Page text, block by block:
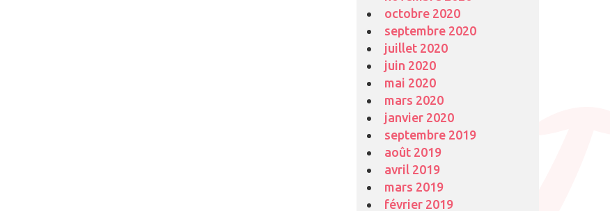
octobre 2020
septembre 2020
juillet 2020
juin 2020
mai 2020
mars 2020
janvier 2020
septembre 2019
août 2019
avril 2019
mars 2019
février 2019